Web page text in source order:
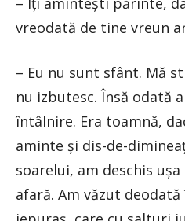
vreodată de tine vreun
– Eu nu sunt sfânt. Mă
nu izbutesc. Însă odată
întâlnire. Era toamnă,
aminte și dis-de-
soarelui, am deschis
afară. Am văzut